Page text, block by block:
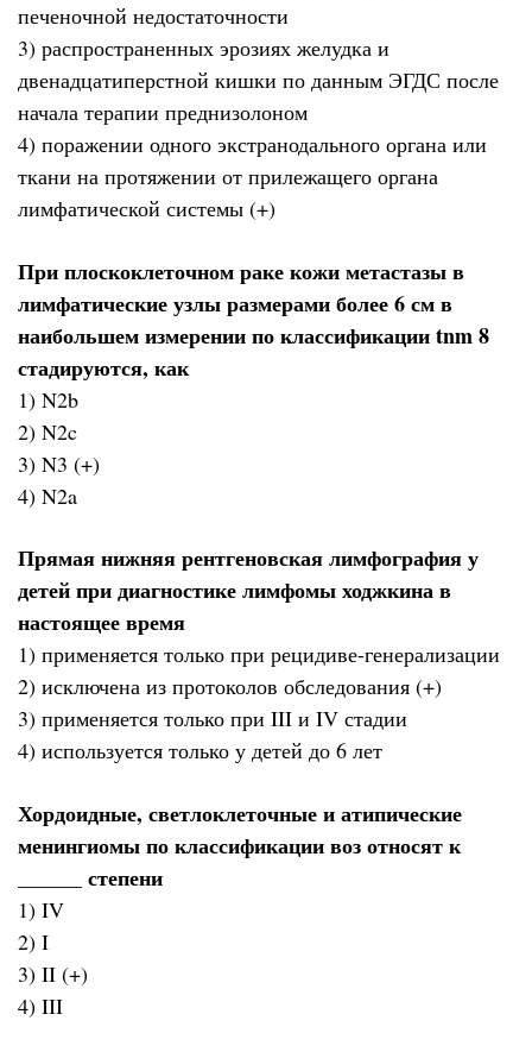
печеночной недостаточности
3) распространенных эрозиях желудка и
двенадцатиперстной кишки по данным ЭГДС после
начала терапии преднизолоном
4) поражении одного экстранодального органа или
ткани на протяжении от прилежащего органа
лимфатической системы (+)
При плоскоклеточном раке кожи метастазы в
лимфатические узлы размерами более 6 см в
наибольшем измерении по классификации tnm 8
стадируются, как
1) N2b
2) N2c
3) N3 (+)
4) N2a
Прямая нижняя рентгеновская лимфография у
детей при диагностике лимфомы ходжкина в
настоящее время
1) применяется только при рецидиве-генерализации
2) исключена из протоколов обследования (+)
3) применяется только при III и IV стадии
4) используется только у детей до 6 лет
Хордоидные, светлоклеточные и атипические
менингиомы по классификации воз относят к
______ степени
1) IV
2) I
3) II (+)
4) III